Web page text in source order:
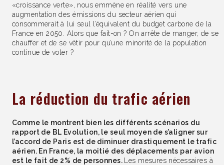
«croissance verte», nous emmène en réalité vers une
augmentation des émissions du secteur aérien qui
consommerait à lui seul l’équivalent du budget carbone de la
France en 2050. Alors que fait-on ? On arrête de manger, de se
chauffer et de se vêtir pour qu’une minorité de la population
continue de voler ?
La réduction du trafic aérien
Comme le montrent bien les différents scénarios du
rapport de BL Evolution, le seul moyen de s’aligner sur
l’accord de Paris est de diminuer drastiquement le trafic
aérien. En France, la moitié des déplacements par avion
est le fait de 2% de personnes.
Les mesures nécessaires à